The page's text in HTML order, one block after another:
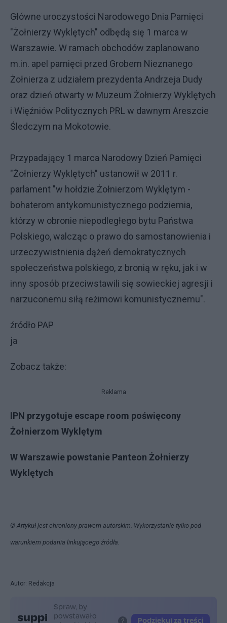
Główne uroczystości Narodowego Dnia Pamięci
"Żołnierzy Wyklętych" odbędą się 1 marca w
Warszawie. W ramach obchodów zaplanowano
m.in. apel pamięci przed Grobem Nieznanego
Żołnierza z udziałem prezydenta Andrzeja Dudy
oraz dzień otwarty w Muzeum Żołnierzy Wyklętych
i Więźniów Politycznych PRL w dawnym Areszcie
Śledczym na Mokotowie.
Przypadający 1 marca Narodowy Dzień Pamięci
"Żołnierzy Wyklętych" ustanowił w 2011 r.
parlament "w hołdzie Żołnierzom Wyklętym -
bohaterom antykomunistycznego podziemia,
którzy w obronie niepodległego bytu Państwa
Polskiego, walcząc o prawo do samostanowienia i
urzeczywistnienia dążeń demokratycznych
społeczeństwa polskiego, z bronią w ręku, jak i w
inny sposób przeciwstawili się sowieckiej agresji i
narzuconemu siłą reżimowi komunistycznemu".
źródło PAP
ja
Zobacz także:
Reklama
IPN przygotuje escape room poświęcony
Żołnierzom Wyklętym
W Warszawie powstanie Panteon Żołnierzy
Wyklętych
© Artykuł jest chroniony prawem autorskim. Wykorzystanie tylko pod
warunkiem podania linkującego źródła.
Autor: Redakcja